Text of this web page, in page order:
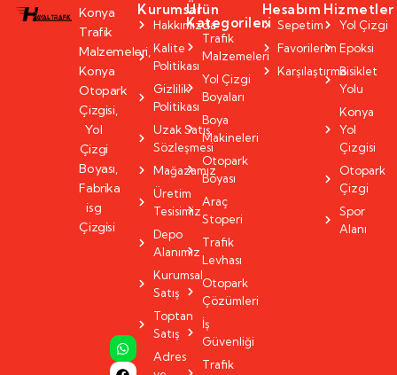
Konya
Trafik
Malzemeleri,
Konya
Otopark
Çizgisi,
Yol
Çizgi
Boyası,
Fabrika
isg
Çizgisi
Kurumsal
Hakkımızda
Kalite
Politikası
Gizlilik
Politikası
Uzak Satış
Sözleşmesi
Mağazamız
Üretim
Tesisimiz
Depo
Alanımız
Kurumsal
Satış
Toptan
Satış
Adres
Ürün
Kategorileri
Trafik
Malzemeleri
Yol Çizgi
Boyaları
Boya
Makineleri
Otopark
Boyası
Araç
Stoperi
Trafik
Levhası
Otopark
Çözümleri
İş
Güvenliği
Trafik
Hesabım
Sepetim
Favorilerim
Karşılaştırma
Hizmetler
Yol Çizgi
Epoksi
Bisiklet
Yolu
Konya
Yol
Çizgisi
Otopark
Çizgi
Spor
Alanı